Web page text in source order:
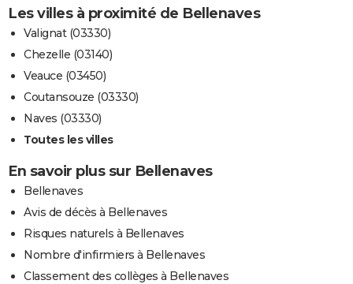
Les villes à proximité de Bellenaves
Valignat (03330)
Chezelle (03140)
Veauce (03450)
Coutansouze (03330)
Naves (03330)
Toutes les villes
En savoir plus sur Bellenaves
Bellenaves
Avis de décès à Bellenaves
Risques naturels à Bellenaves
Nombre d'infirmiers à Bellenaves
Classement des collèges à Bellenaves